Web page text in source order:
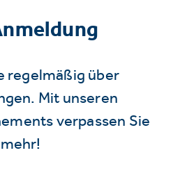
regelmäßig über
Mit unseren
verpassen Sie